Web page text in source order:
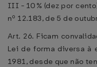
III - 10% (dez por
nº 12.183, de 5 de
Art. 26. Ficam
Lei de forma diversa à
1981, desde que não